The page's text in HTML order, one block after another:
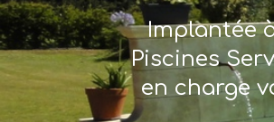
Implantée
Piscines
en charge